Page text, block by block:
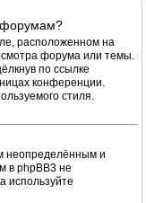
форумам?
расположенном на
форума или темы.
по ссылке
конференции.
стиля.
неопределённым и
в phpBB3 не
используйте